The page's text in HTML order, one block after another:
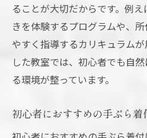
ることが大切だからです。例
きを体験するプログラムや、
やすく指導するカリキュラム
した教室では、初心者でも自
る環境が整っています。
初心者におすすめの手ぶら着